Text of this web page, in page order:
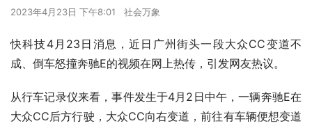
2023年4月23日 下午8:01 社会万象
快科技4月23日消息，近日广州街头一段大众CC变道不
成、倒车怒撞奔驰E的视频在网上热传，引发网友热议。
从行车记录仪来看，事件发生于4月2日中午，一辆奔驰E在
大众CC后方行驶，大众CC向右变道，前往有车辆便想变道